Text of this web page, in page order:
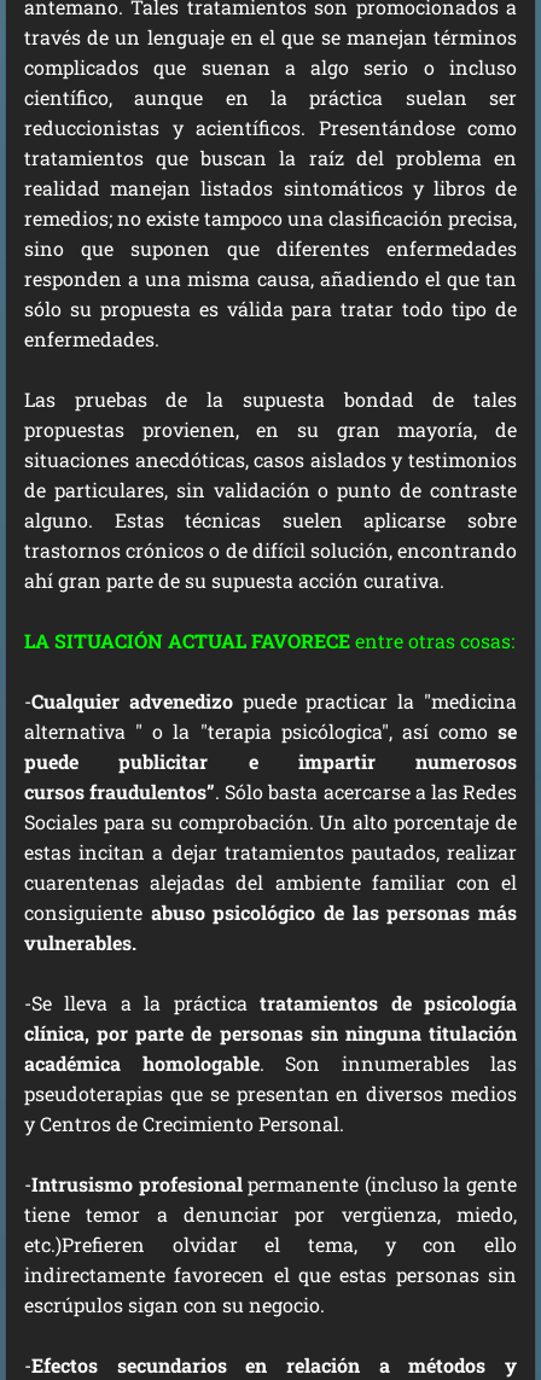
antemano. Tales tratamientos son promocionados a
través de un lenguaje en el que se manejan términos
complicados que suenan a algo serio o incluso
científico, aunque en la práctica suelan ser
reduccionistas y acientíficos. Presentándose como
tratamientos que buscan la raíz del problema en
realidad manejan listados sintomáticos y libros de
remedios; no existe tampoco una clasificación precisa,
sino que suponen que diferentes enfermedades
responden a una misma causa, añadiendo el que tan
sólo su propuesta es válida para tratar todo tipo de
enfermedades.
Las pruebas de la supuesta bondad de tales
propuestas provienen, en su gran mayoría, de
situaciones anecdóticas, casos aislados y testimonios
de particulares, sin validación o punto de contraste
alguno. Estas técnicas suelen aplicarse sobre
trastornos crónicos o de difícil solución, encontrando
ahí gran parte de su supuesta acción curativa.
LA SITUACIÓN ACTUAL FAVORECEentre otras cosas:
-Cualquier advenedizo puede practicar la "medicina
alternativa " o la "terapia psicólogica", así como se
puede publicitar e impartir numerosos
cursosfraudulentos”. Sólo basta acercarse a las Redes
Sociales para su comprobación. Un alto porcentaje de
estas incitan a dejar tratamientos pautados, realizar
cuarentenas alejadas del ambiente familiar con el
consiguiente abuso psicológico de las personas más
vulnerables.
-Se lleva a la prácticatratamientos de psicología
clínica, por parte de personas sin ninguna titulación
académica homologable. Son innumerables las
pseudoterapias que se presentan en diversos medios
y Centros de Crecimiento Personal.
-Intrusismo profesionalpermanente (incluso la gente
tiene temor a denunciar por vergüenza, miedo,
etc.)Prefieren olvidar el tema, y con ello
indirectamente favorecen el que estas personas sin
escrúpulos sigan con su negocio.
-Efectos secundarios en relación a métodos y